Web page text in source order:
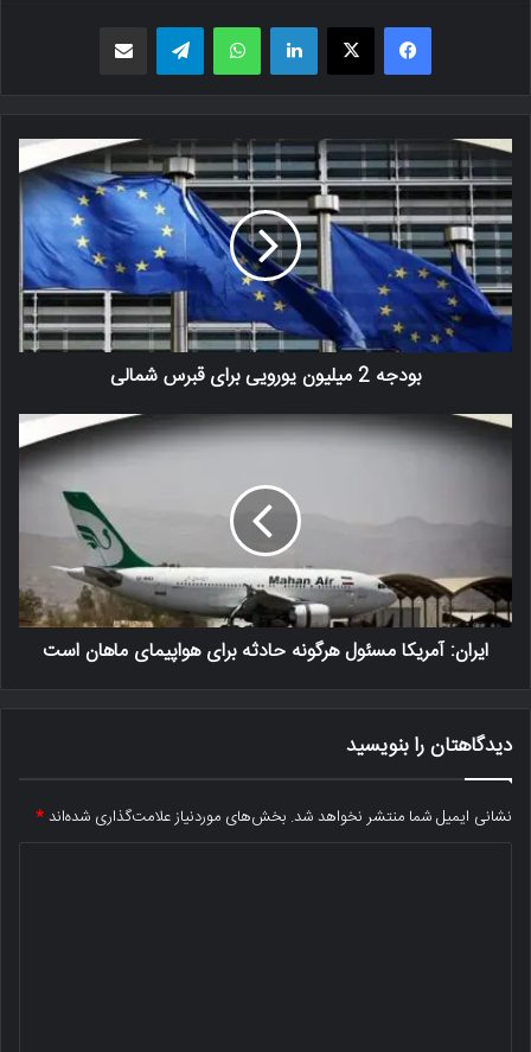
فیسبوک X لینکدین واتس اپ تلگرام
بودجه 2 میلیون یورویی برای قبرس شمالی
ایران: آمریکا مسئول هرگونه حادثه برای هواپیمای ماهان است
دیدگاهتان را بنویسید
نشانی ایمیل شما منتشر نخواهد شد. بخش‌های موردنیاز علامت‌گذاری شده‌اند*